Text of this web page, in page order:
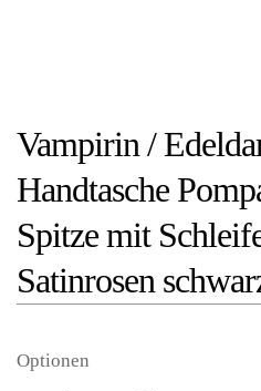
Vampirin /
Handtasche
Spitze mit
Satinrosen
Optionen